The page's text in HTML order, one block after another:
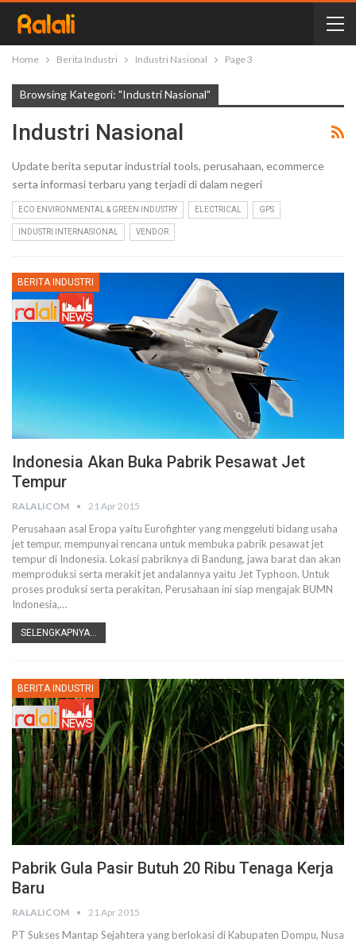
Home Berita Industri Industri Nasional Page 3
Browsing Kategori: "Industri Nasional"
Industri Nasional
Update berita seputar industrial tools, perusahaan, ecommerce
serta informasi terbaru yang terjadi di dalam negeri
ECO ENVIRONMENTAL & GREEN INDUSTRY ELECTRICAL GPS
INDUSTRI INTERNASIONAL VENDOR
BERITA INDUSTRI
Indonesia Akan Buka Pabrik Pesawat Jet
Tempur
RALALICOM 21 Apr 2015
Perusahaan asal Eropa yaitu Eurofighter yang menggeluti bidang usaha
jet tempur, mempunyai rencana untuk membuka pabrik pesawat jet
tempur di Indonesia. Lokasi pabriknya di Bandung, jawa barat dan akan
memproduksi serta merakit jet andalannya yaitu Jet Typhoon. Untuk
proses produksi serta perakitan, Perusahaan ini siap mengajak BUMN
Indonesia,…
SELENGKAPNYA...
BERITA INDUSTRI
Pabrik Gula Pasir Butuh 20 Ribu Tenaga Kerja
Baru
RALALICOM 21 Apr 2015
PT Sukses Mantap Sejahtera yang berlokasi di Kabupaten Dompu, Nusa